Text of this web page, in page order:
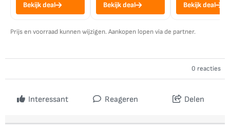
Bekijk deal Bekijk deal Bekijk deal
Prijs en voorraad kunnen wijzigen. Aankopen lopen via de partner.
0 reacties
Interessant Reageren Delen